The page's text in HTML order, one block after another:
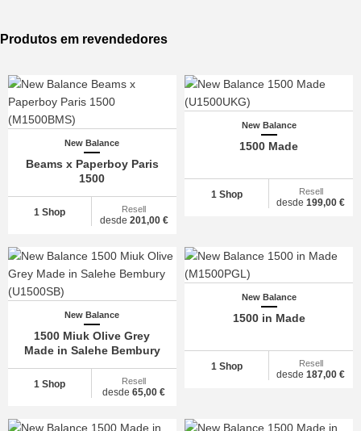
Produtos em revendedores
New Balance
Beams x Paperboy Paris
1500
1 Shop
Resell
desde 201,00 €
New Balance
1500 Made
1 Shop
Resell
desde 199,00 €
New Balance
1500 Miuk Olive Grey
Made in Salehe Bembury
1 Shop
Resell
desde 65,00 €
New Balance
1500 in Made
1 Shop
Resell
desde 187,00 €